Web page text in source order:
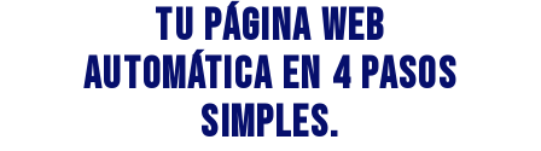
Tu Página Web
Automática en 4 pasos
simples.